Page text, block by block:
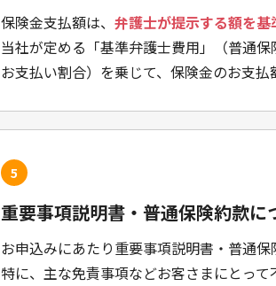
保険金支払額は、 弁護士が提示する額を基
当社が定める「基準弁護士費用」（普通
お支払い割合）を乗じて、保険金のお支払
5
重要事項説明書・普通保険約款に
お申込みにあたり重要事項説明書・普通保
特に、主な免責事項などお客さまにとっ